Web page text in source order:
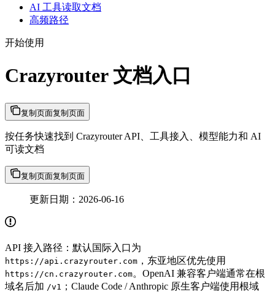
AI 工具读取文档
高频路径
开始使用
Crazyrouter 文档入口
复制页面复制页面
按任务快速找到 Crazyrouter API、工具接入、模型能力和 AI
可读文档
复制页面复制页面
更新日期：2026-06-16
API 接入路径：默认国际入口为
https://api.crazyrouter.com ，东亚地区优先使用
https://cn.crazyrouter.com。OpenAI 兼容客户端通常在根
域名后加 /v1
；Claude Code / Anthropic 原生客户端使用根域